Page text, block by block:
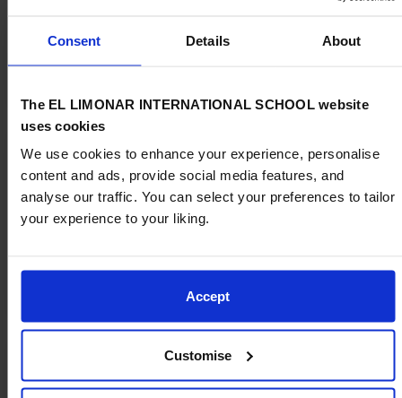
Consent Details About
The EL LIMONAR INTERNATIONAL SCHOOL website
uses cookies
We use cookies to enhance your experience, personalise
content and ads, provide social media features, and
analyse our traffic. You can select your preferences to tailor
your experience to your liking.
Accept
Customise
Excelencia Académica